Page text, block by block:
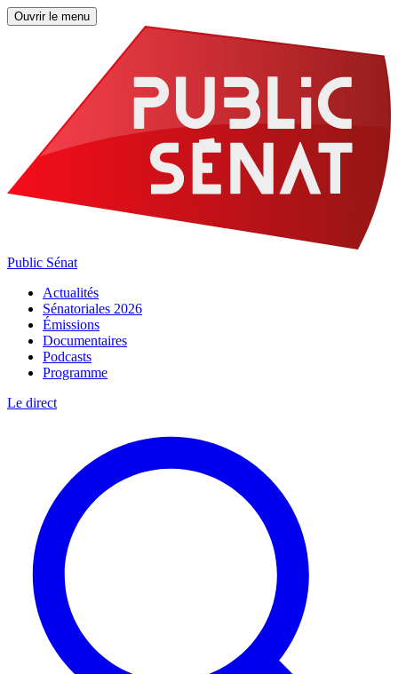
Ouvrir le menu
Public Sénat
Actualités
Sénatoriales 2026
Émissions
Documentaires
Podcasts
Programme
Le direct